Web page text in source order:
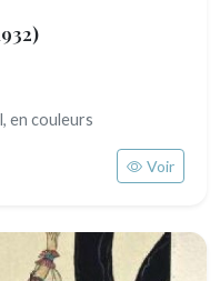
en couleurs
Voir